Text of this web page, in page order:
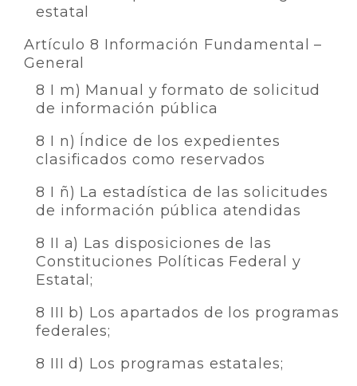
estatal
Artículo 8 Información Fundamental –
General
8 I m) Manual y formato de solicitud
de información pública
8 I n) Índice de los expedientes
clasificados como reservados
8 I ñ) La estadística de las solicitudes
de información pública atendidas
8 II a) Las disposiciones de las
Constituciones Políticas Federal y
Estatal;
8 III b) Los apartados de los programas
federales;
8 III d) Los programas estatales;